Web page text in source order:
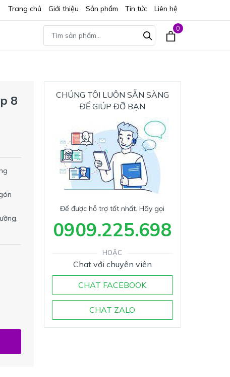
Trang chủ Giới thiệu Sản phẩm Tin tức Liên hệ
0
8
CHÚNG TÔI LUÔN SẴN SÀNG
ĐỂ GIÚP ĐỠ BẠN
Để được hỗ trợ tốt nhất. Hãy gọi
0909.225.698
HOẶC
Chat với chuyên viên
CHAT FACEBOOK
CHAT ZALO